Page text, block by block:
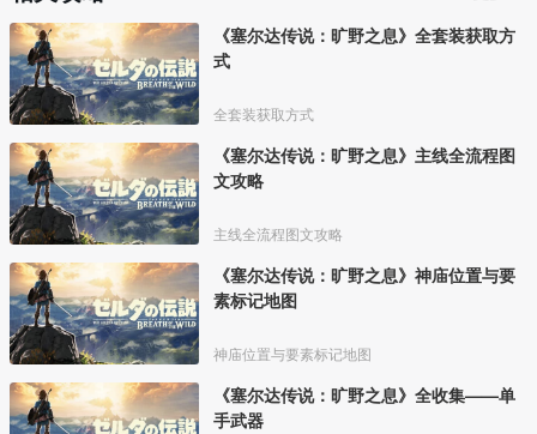
《塞尔达传说：旷野之息》全套装获取方
式
全套装获取方式
《塞尔达传说：旷野之息》主线全流程图
文攻略
主线全流程图文攻略
《塞尔达传说：旷野之息》神庙位置与要
素标记地图
神庙位置与要素标记地图
《塞尔达传说：旷野之息》全收集——单
手武器